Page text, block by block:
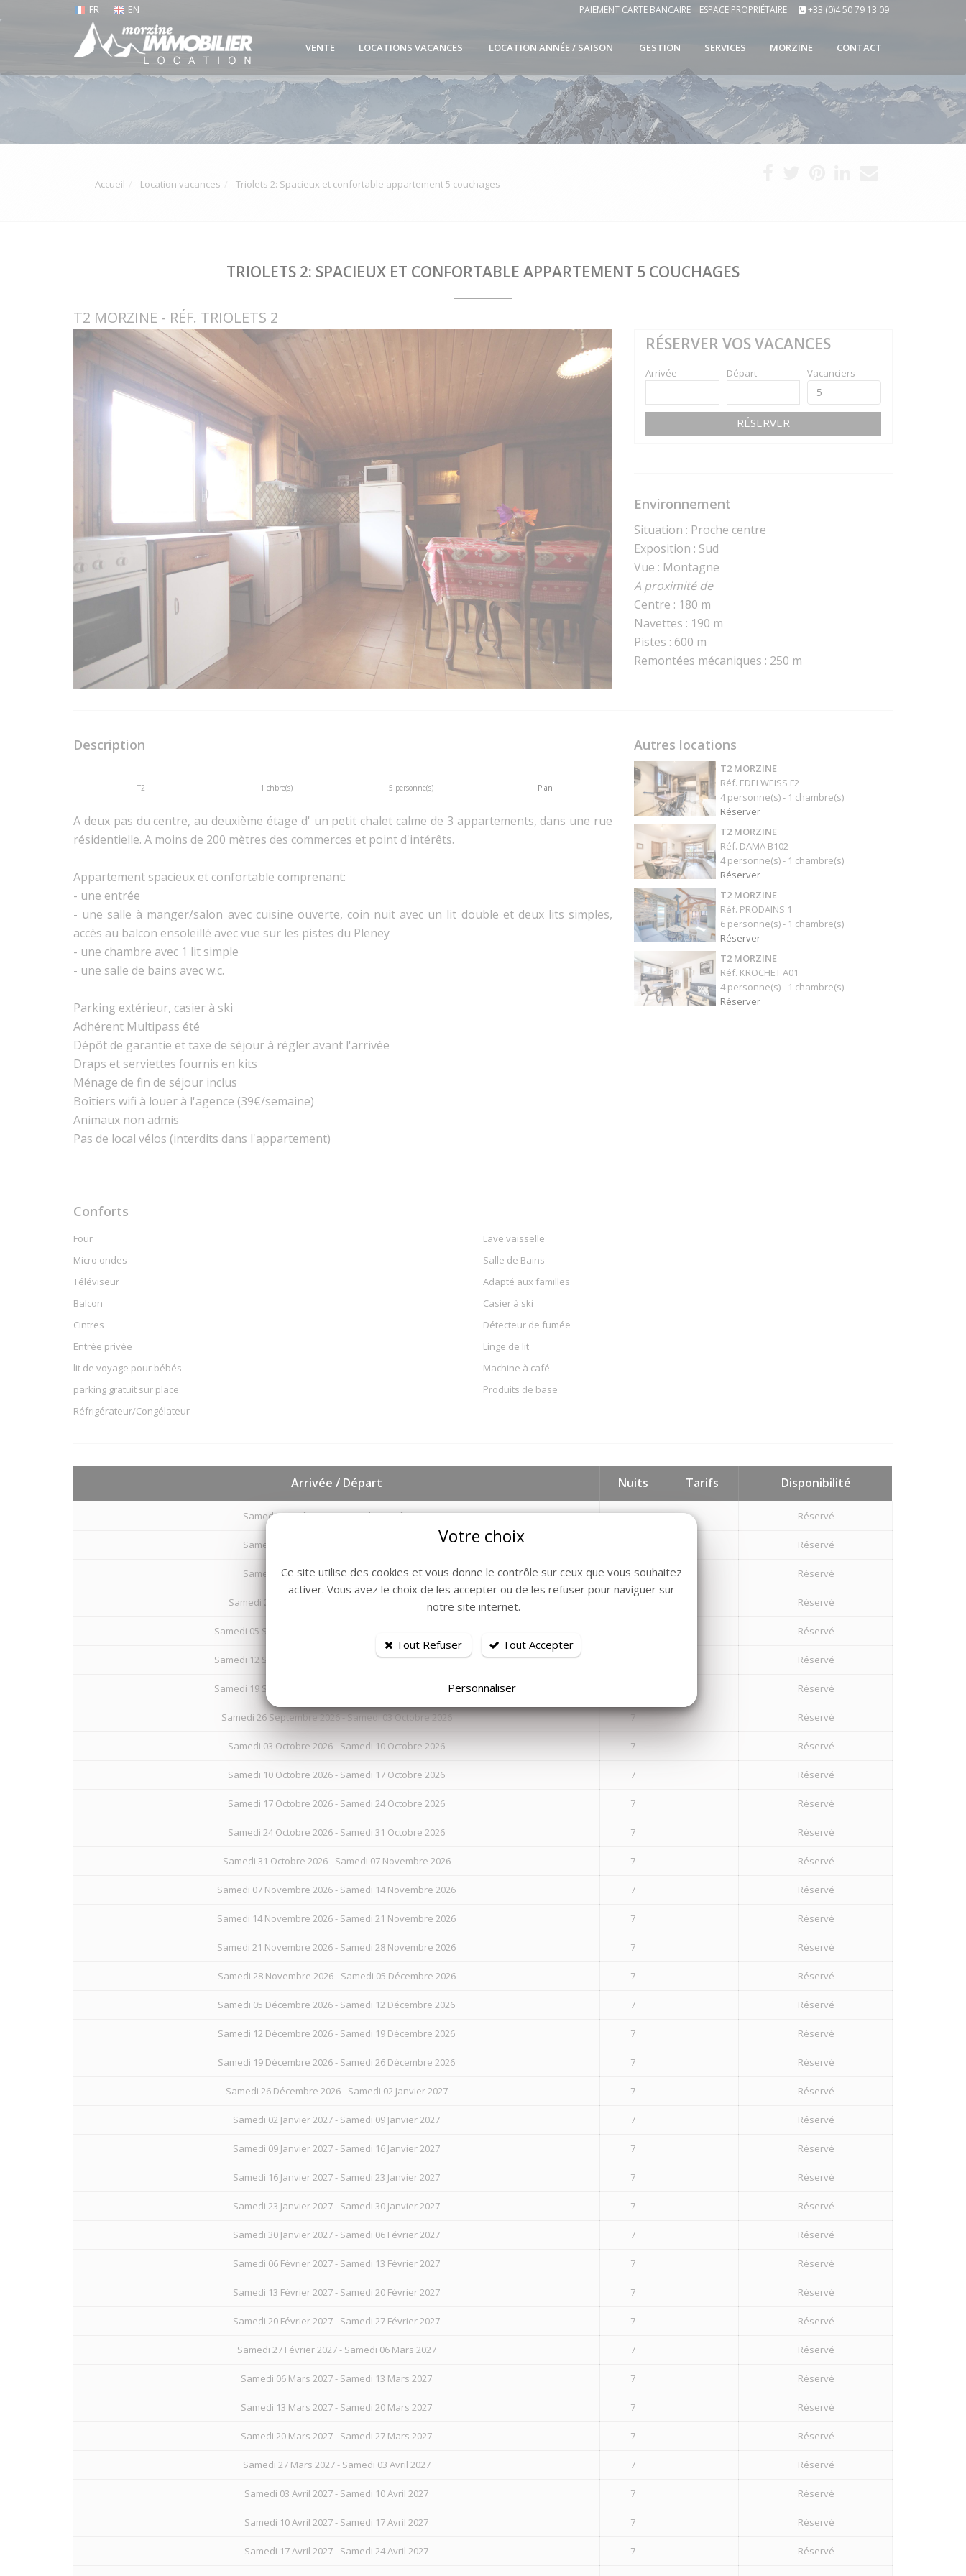
FR EN PAIEMENT CARTE BANCAIRE ESPACE PROPRIÉTAIRE +33 (0)4 50 79 13 09
VENTE LOCATIONS VACANCES LOCATION ANNÉE / SAISON GESTION SERVICES MORZINE CONTACT
Accueil Location vacances Triolets 2: Spacieux et confortable appartement 5 couchages
TRIOLETS 2: SPACIEUX ET CONFORTABLE APPARTEMENT 5 COUCHAGES
T2 MORZINE - RÉF. TRIOLETS 2
RÉSERVER VOS VACANCES
Arrivée Départ Vacanciers
RÉSERVER
Environnement
Situation : Proche centre
Exposition : Sud
Vue : Montagne
A proximité de
Centre : 180 m
Navettes : 190 m
Pistes : 600 m
Remontées mécaniques : 250 m
Description
T2 1 chbre(s) 5 personne(s) Plan
A deux pas du centre, au deuxième étage d' un petit chalet calme de 3 appartements, dans une rue
résidentielle. A moins de 200 mètres des commerces et point d'intérêts.
Appartement spacieux et confortable comprenant:
- une entrée
- une salle à manger/salon avec cuisine ouverte, coin nuit avec un lit double et deux lits simples,
accès au balcon ensoleillé avec vue sur les pistes du Pleney
- une chambre avec 1 lit simple
- une salle de bains avec w.c.
Parking extérieur, casier à ski
Adhérent Multipass été
Dépôt de garantie et taxe de séjour à régler avant l'arrivée
Draps et serviettes fournis en kits
Ménage de fin de séjour inclus
Boîtiers wifi à louer à l'agence (39€/semaine)
Animaux non admis
Pas de local vélos (interdits dans l'appartement)
Autres locations
T2 MORZINE
Réf. EDELWEISS F2
4 personne(s) - 1 chambre(s)
Réserver
T2 MORZINE
Réf. DAMA B102
4 personne(s) - 1 chambre(s)
Réserver
T2 MORZINE
Réf. PRODAINS 1
6 personne(s) - 1 chambre(s)
Réserver
T2 MORZINE
Réf. KROCHET A01
4 personne(s) - 1 chambre(s)
Réserver
Conforts
Four
Lave vaisselle
Micro ondes
Salle de Bains
Téléviseur
Adapté aux familles
Balcon
Casier à ski
Cintres
Détecteur de fumée
Entrée privée
Linge de lit
lit de voyage pour bébés
Machine à café
parking gratuit sur place
Produits de base
Réfrigérateur/Congélateur
Arrivée / Départ Nuits Tarifs Disponibilité
Samedi 08 Août 2026 - Samedi 15 Août 2026 7 Réservé
Samedi 15 Août 2026 - Samedi 22 Août 2026 Réservé
Samedi 22 Août 2026 - Samedi 29 Août 2026 7 Réservé
Samedi 29 Août 2026 - Samedi 05 Septembre 2026 Réservé
Samedi 05 Septembre 2026 - Samedi 12 Septembre 2026 Réservé
Samedi 12 Septembre 2026 - Samedi 19 Septembre 2026 Réservé
Samedi 19 Septembre 2026 - Samedi 26 Septembre 2026 Réservé
Samedi 26 Septembre 2026 - Samedi 03 Octobre 2026 7 Réservé
Samedi 03 Octobre 2026 - Samedi 10 Octobre 2026 7 Réservé
Samedi 10 Octobre 2026 - Samedi 17 Octobre 2026 7 Réservé
Samedi 17 Octobre 2026 - Samedi 24 Octobre 2026 7 Réservé
Samedi 24 Octobre 2026 - Samedi 31 Octobre 2026 7 Réservé
Samedi 31 Octobre 2026 - Samedi 07 Novembre 2026 7 Réservé
Samedi 07 Novembre 2026 - Samedi 14 Novembre 2026 7 Réservé
Samedi 14 Novembre 2026 - Samedi 21 Novembre 2026 7 Réservé
Samedi 21 Novembre 2026 - Samedi 28 Novembre 2026 7 Réservé
Samedi 28 Novembre 2026 - Samedi 05 Décembre 2026 7 Réservé
Samedi 05 Décembre 2026 - Samedi 12 Décembre 2026 7 Réservé
Samedi 12 Décembre 2026 - Samedi 19 Décembre 2026 7 Réservé
Samedi 19 Décembre 2026 - Samedi 26 Décembre 2026 7 Réservé
Samedi 26 Décembre 2026 - Samedi 02 Janvier 2027 7 Réservé
Samedi 02 Janvier 2027 - Samedi 09 Janvier 2027 7 Réservé
Samedi 09 Janvier 2027 - Samedi 16 Janvier 2027 7 Réservé
Samedi 16 Janvier 2027 - Samedi 23 Janvier 2027 7 Réservé
Samedi 23 Janvier 2027 - Samedi 30 Janvier 2027 7 Réservé
Samedi 30 Janvier 2027 - Samedi 06 Février 2027 7 Réservé
Samedi 06 Février 2027 - Samedi 13 Février 2027 7 Réservé
Samedi 13 Février 2027 - Samedi 20 Février 2027 7 Réservé
Samedi 20 Février 2027 - Samedi 27 Février 2027 7 Réservé
Samedi 27 Février 2027 - Samedi 06 Mars 2027 7 Réservé
Samedi 06 Mars 2027 - Samedi 13 Mars 2027 7 Réservé
Samedi 13 Mars 2027 - Samedi 20 Mars 2027 7 Réservé
Samedi 20 Mars 2027 - Samedi 27 Mars 2027 7 Réservé
Samedi 27 Mars 2027 - Samedi 03 Avril 2027 7 Réservé
Samedi 03 Avril 2027 - Samedi 10 Avril 2027 7 Réservé
Samedi 10 Avril 2027 - Samedi 17 Avril 2027 7 Réservé
Samedi 17 Avril 2027 - Samedi 24 Avril 2027 7 Réservé
Votre choix
Ce site utilise des cookies et vous donne le contrôle sur ceux que vous souhaitez
activer. Vous avez le choix de les accepter ou de les refuser pour naviguer sur
notre site internet.
Tout Refuser Tout Accepter
Personnaliser